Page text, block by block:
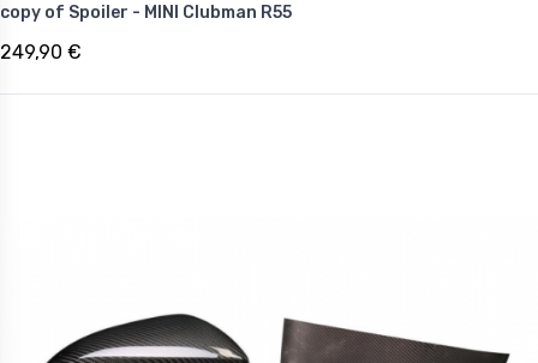
copy of Spoiler - MINI Clubman R55
249,90 €